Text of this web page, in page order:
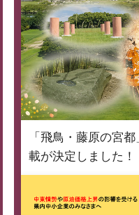
「飛鳥・藤原の宮
載が決定しました！